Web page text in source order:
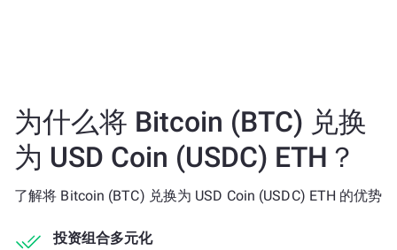
为什么将 Bitcoin (BTC) 兑换
为 USD Coin (USDC) ETH？
了解将 Bitcoin (BTC) 兑换为 USD Coin (USDC) ETH 的优势
投资组合多元化